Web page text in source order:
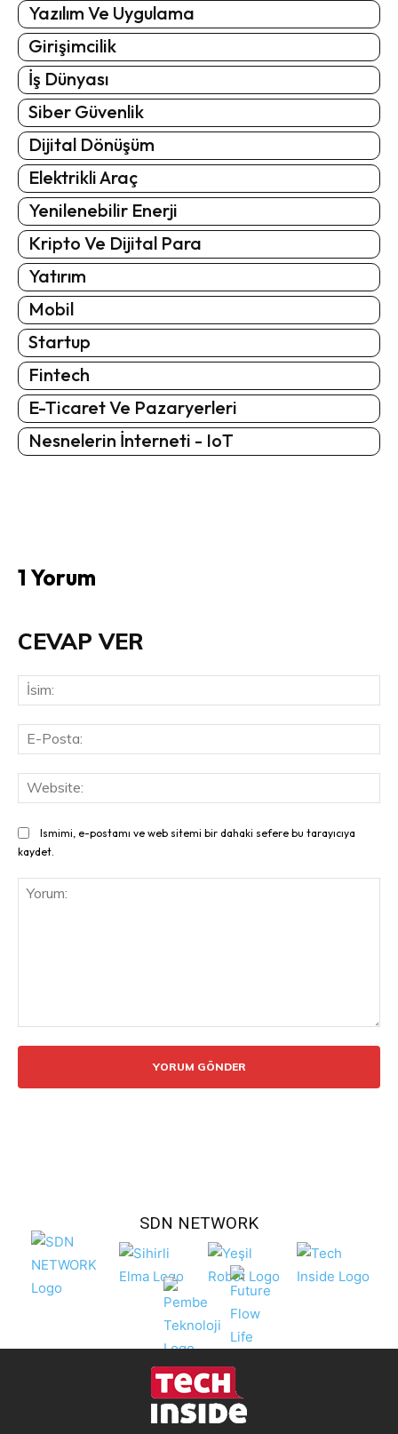
Yazılım Ve Uygulama
Girişimcilik
İş Dünyası
Siber Güvenlik
Dijital Dönüşüm
Elektrikli Araç
Yenilenebilir Enerji
Kripto Ve Dijital Para
Yatırım
Mobil
Startup
Fintech
E-Ticaret Ve Pazaryerleri
Nesnelerin İnterneti - IoT
1 Yorum
CEVAP VER
Ismimi, e-postamı ve web sitemi bir dahaki sefere bu tarayıcıya
kaydet.
SDN NETWORK